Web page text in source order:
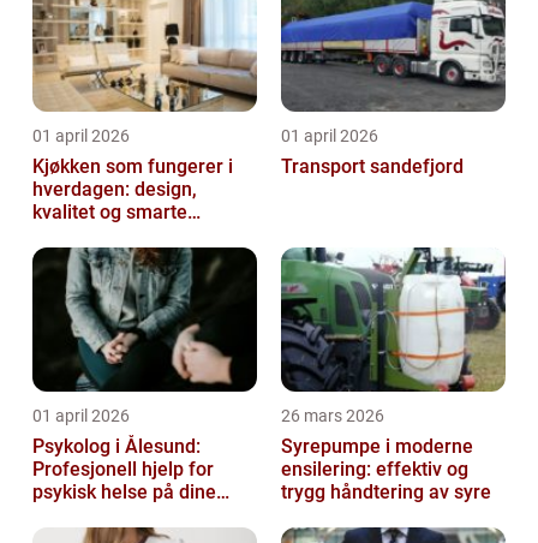
01 april 2026
Kjøkken som fungerer i
hverdagen: design,
kvalitet og smarte
01 april 2026
Transport sandefjord
01 april 2026
Psykolog i Ålesund:
Profesjonell hjelp for
psykisk helse på dine
26 mars 2026
Syrepumpe i moderne
ensilering: effektiv og
trygg håndtering av syre